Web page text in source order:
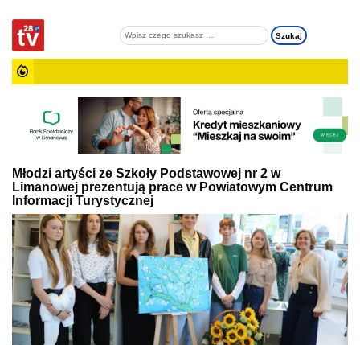
Młodzi artyści ze Szkoły Podstawowej nr 2 w
Limanowej prezentują prace w Powiatowym Centrum
Informacji Turystycznej